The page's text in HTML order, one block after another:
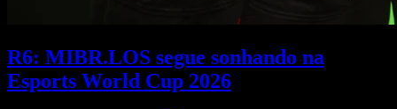
R6: MIBR.LOS segue sonhando na
Esports World Cup 2026